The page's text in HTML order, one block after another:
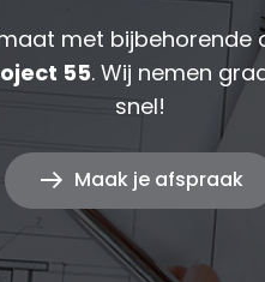
met bijbehorende
55. Wij nemen
snel!
Maak je afspraak